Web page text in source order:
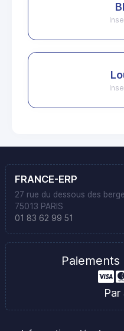
FRANCE-ERP
27 rue du dessous des
75013 PARIS
01 83 62 99 51
Paiements
Par